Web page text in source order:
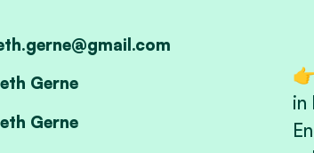
in
Gerne
Gerne